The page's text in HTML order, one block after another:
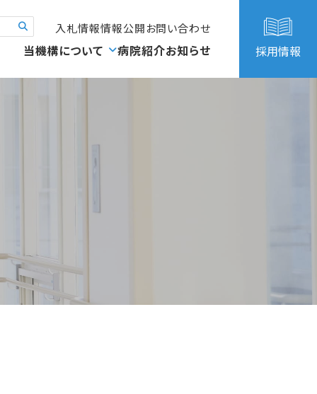
入札情報情報公開お問い合わせ
当機構について 病院紹介お知らせ 採用情報